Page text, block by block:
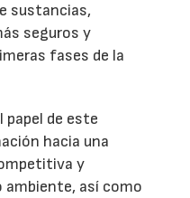
sustancias,
seguros y
fases de la
papel de este
hacia una
y
ambiente, así como